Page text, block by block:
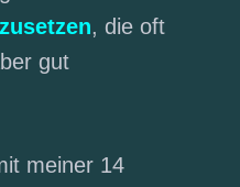
, die oft
gut
meiner 14